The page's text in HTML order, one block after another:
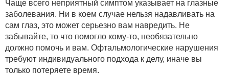
Чаще всего неприятный симптом указывает на глазные
заболевания. Ни в коем случае нельзя надавливать на
сам глаз, это может серьезно вам навредить. Не
забывайте, то что помогло кому-то, необязательно
должно помочь и вам. Офтальмологические нарушения
требуют индивидуального подхода к делу, иначе вы
только потеряете время.